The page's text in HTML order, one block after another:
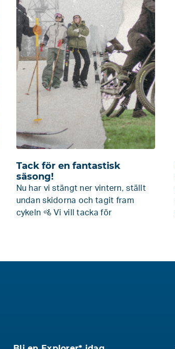
Tack för en fantastisk
säsong!
Nu har vi stängt ner vintern, ställt
undan skidorna och tagit fram
cykeln 🚵 Vi vill tacka för